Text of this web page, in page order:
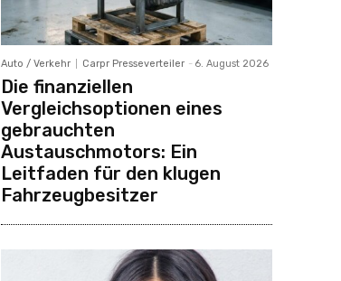
Auto / Verkehr Carpr Presseverteiler - 6. August 2026
Die finanziellen
Vergleichsoptionen eines
gebrauchten
Austauschmotors: Ein
Leitfaden für den klugen
Fahrzeugbesitzer